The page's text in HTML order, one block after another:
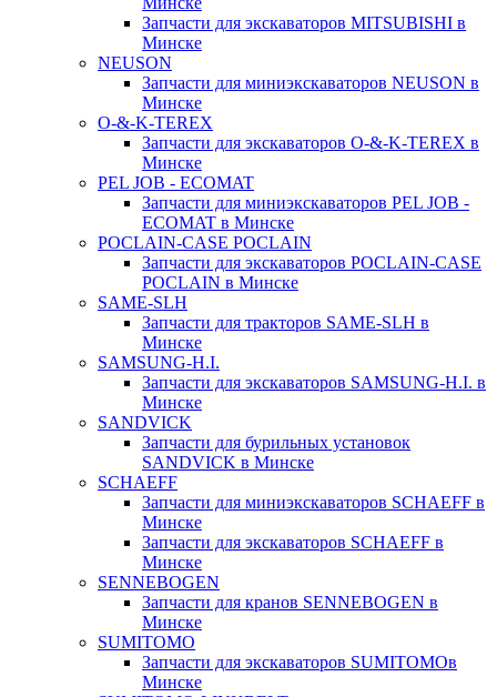
Запчасти для экскаваторов MITSUBISHI в
Минске
NEUSON
Запчасти для миниэкскаваторов NEUSON в
Минске
O-&-K-TEREX
Запчасти для экскаваторов O-&-K-TEREX в
Минске
PEL JOB - ECOMAT
Запчасти для миниэкскаваторов PEL JOB -
ECOMAT в Минске
POCLAIN-CASE POCLAIN
Запчасти для экскаваторов POCLAIN-CASE
POCLAIN в Минске
SAME-SLH
Запчасти для тракторов SAME-SLH в
Минске
SAMSUNG-H.I.
Запчасти для экскаваторов SAMSUNG-H.I. в
Минске
SANDVICK
Запчасти для бурильных установок
SANDVICK в Минске
SCHAEFF
Запчасти для миниэкскаваторов SCHAEFF в
Минске
Запчасти для экскаваторов SCHAEFF в
Минске
SENNEBOGEN
Запчасти для кранов SENNEBOGEN в
Минске
SUMITOMO
Запчасти для экскаваторов SUMITOMOв
Минске